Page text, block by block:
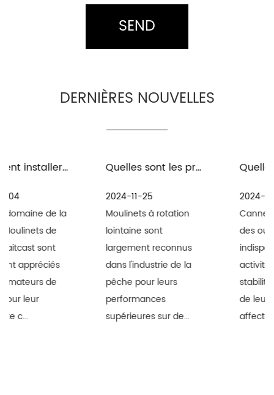
DERNIÈRES NOUVELLES
Quelles sont les précautions à prendre pour l'entretien et l'entretien des moulinets spinning à distance en milieu marin
Moulinets à rotation
lointaine sont
largement reconnus
dans l'industrie de la
pêche pour leurs
performances
supérieures sur de...
Quelles sont les précautions pour l'entretien des engins de pêche et des cannes à pêche
Cannes à pêche sont
indispensables aux
activités de pêche. La
stabilité et la durabilité
de leurs performances
affectent...